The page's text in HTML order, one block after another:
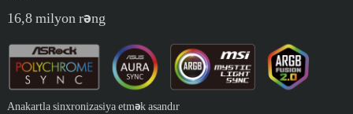
16,8 milyon rəng
Anakartla sinxronizasiya etmək asandır